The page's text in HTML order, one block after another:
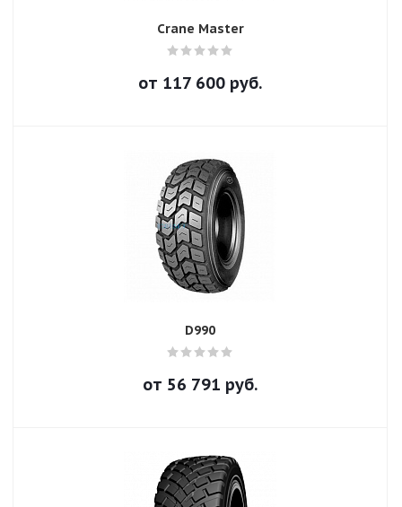
Crane Master
от 117 600 руб.
D990
от 56 791 руб.